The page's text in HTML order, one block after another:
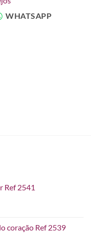
WHATSAPP
Ref 2541
coração Ref 2539